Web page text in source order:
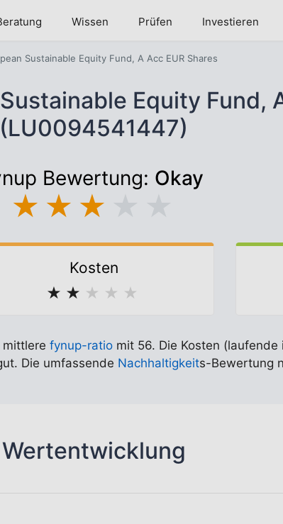
Wissen Prüfen Investieren
Sustainable Equity Fund, A Acc EUR Shares
Equity Fund,
(LU0094541447)
Bewertung: Okay
★ ★ ★
Kosten
★ ★ ★ ★ ★
fynup-ratio mit 56. Die Kosten
Die umfassende Nachhaltigkeits-Bewertung
Wertentwicklung